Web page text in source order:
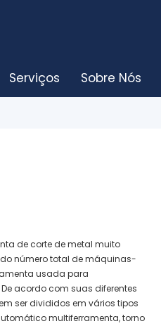
Serviços Sobre Nós
de corte de metal muito
número total de máquinas-
usada para
acordo com suas diferentes
ser divididos em vários tipos
multiferramenta, torno